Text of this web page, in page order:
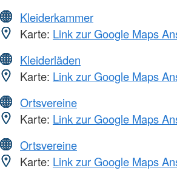
Kleiderkammer
Karte: Link zur Google Maps
Kleiderläden
Karte: Link zur Google Maps
Ortsvereine
Karte: Link zur Google Maps
Ortsvereine
Karte: Link zur Google Maps